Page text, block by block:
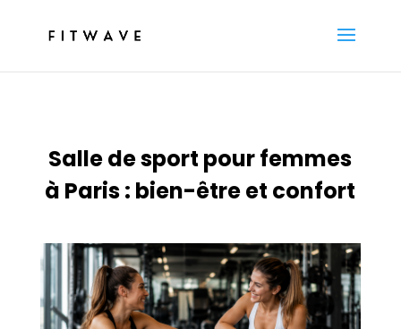
Salle de sport pour femmes
à Paris : bien-être et confort